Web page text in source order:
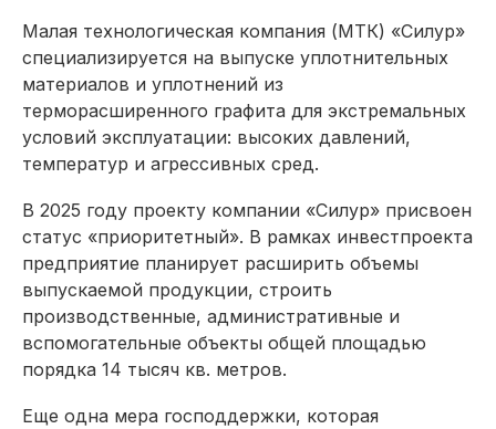
Малая технологическая компания (МТК) «Силур»
специализируется на выпус­ке уплотнительных
материалов и уплотнений из
терморасширенного графита для экстремальных
условий эксплуатации: высоких давлений,
температур и агрессивных сред.
В 2025 году проекту компании «Силур» присвоен
статус «приоритетный». В рамках инвестпроекта
предприятие планирует расширить объемы
выпускаемой продукции, строить
производственные, административные и
вспомогательные объекты общей площадью
порядка 14 тысяч кв. метров.
Еще одна мера господдержки, которая